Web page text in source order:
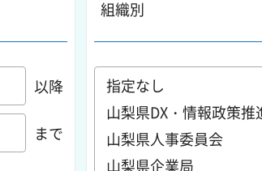
以降
まで
組織別